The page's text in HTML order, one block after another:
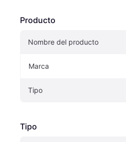
Producto
Nombre del producto
Marca
Tipo
Tipo